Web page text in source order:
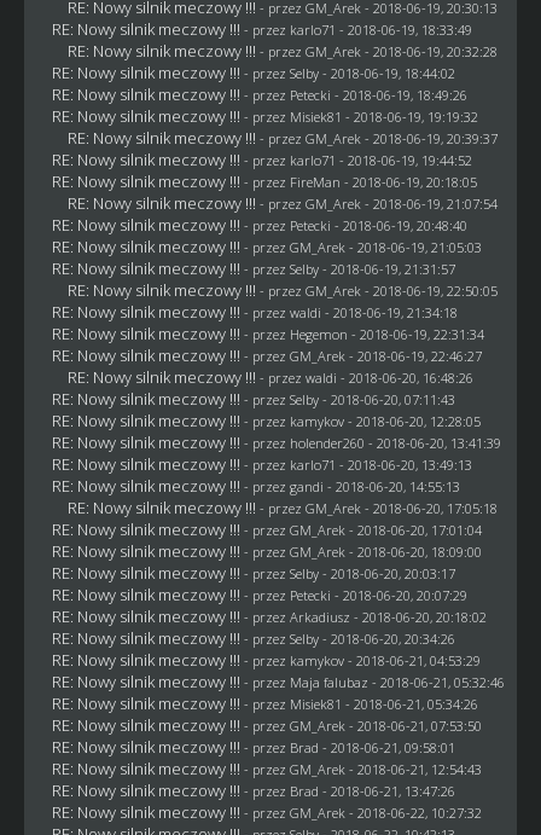
RE: Nowy silnik meczowy !!! - przez GM_Arek - 2018-06-19, 20:30:13
RE: Nowy silnik meczowy !!! - przez karlo71 - 2018-06-19, 18:33:49
RE: Nowy silnik meczowy !!! - przez GM_Arek - 2018-06-19, 20:32:28
RE: Nowy silnik meczowy !!! - przez Selby- 2018-06-19, 18:44:02
RE: Nowy silnik meczowy !!! - przez Petecki - 2018-06-19, 18:49:26
RE: Nowy silnik meczowy !!! - przez Misiek81 - 2018-06-19, 19:19:32
RE: Nowy silnik meczowy !!! - przez GM_Arek - 2018-06-19, 20:39:37
RE: Nowy silnik meczowy !!! - przez karlo71 - 2018-06-19, 19:44:52
RE: Nowy silnik meczowy !!! - przez FireMan - 2018-06-19, 20:18:05
RE: Nowy silnik meczowy !!! - przez GM_Arek - 2018-06-19, 21:07:54
RE: Nowy silnik meczowy !!! - przez Petecki - 2018-06-19, 20:48:40
RE: Nowy silnik meczowy !!! - przez GM_Arek - 2018-06-19, 21:05:03
RE: Nowy silnik meczowy !!! - przez Selby- 2018-06-19, 21:31:57
RE: Nowy silnik meczowy !!! - przez GM_Arek - 2018-06-19, 22:50:05
RE: Nowy silnik meczowy !!! - przez waldi - 2018-06-19, 21:34:18
RE: Nowy silnik meczowy !!! - przez Hegemon - 2018-06-19, 22:31:34
RE: Nowy silnik meczowy !!! - przez GM_Arek - 2018-06-19, 22:46:27
RE: Nowy silnik meczowy !!! - przez waldi - 2018-06-20, 16:48:26
RE: Nowy silnik meczowy !!! - przez Selby- 2018-06-20, 07:11:43
RE: Nowy silnik meczowy !!! - przez kamykov- 2018-06-20, 12:28:05
RE: Nowy silnik meczowy !!! - przez holender260 - 2018-06-20, 13:41:39
RE: Nowy silnik meczowy !!! - przez karlo71 - 2018-06-20, 13:49:13
RE: Nowy silnik meczowy !!! - przez gandi - 2018-06-20, 14:55:13
RE: Nowy silnik meczowy !!! - przez GM_Arek - 2018-06-20, 17:05:18
RE: Nowy silnik meczowy !!! - przez GM_Arek - 2018-06-20, 17:01:04
RE: Nowy silnik meczowy !!! - przez GM_Arek - 2018-06-20, 18:09:00
RE: Nowy silnik meczowy !!! - przez Selby- 2018-06-20, 20:03:17
RE: Nowy silnik meczowy !!! - przez Petecki - 2018-06-20, 20:07:29
RE: Nowy silnik meczowy !!! - przez Arkadiusz - 2018-06-20, 20:18:02
RE: Nowy silnik meczowy !!! - przez Selby- 2018-06-20, 20:34:26
RE: Nowy silnik meczowy !!! - przez kamykov- 2018-06-21, 04:53:29
RE: Nowy silnik meczowy !!! - przez Maja falubaz - 2018-06-21, 05:32:46
RE: Nowy silnik meczowy !!! - przez Misiek81 - 2018-06-21, 05:34:26
RE: Nowy silnik meczowy !!! - przez GM_Arek - 2018-06-21, 07:53:50
RE: Nowy silnik meczowy !!! - przez Brad - 2018-06-21, 09:58:01
RE: Nowy silnik meczowy !!! - przez GM_Arek - 2018-06-21, 12:54:43
RE: Nowy silnik meczowy !!! - przez Brad - 2018-06-21, 13:47:26
RE: Nowy silnik meczowy !!! - przez GM_Arek - 2018-06-22, 10:27:32